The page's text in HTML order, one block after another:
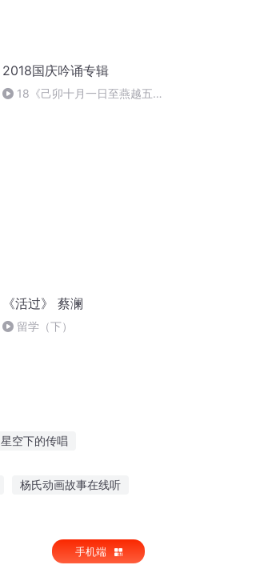
2018国庆吟诵专辑
18《己卯十月一日至燕越五
《活过》 蔡澜
留学（下）
星空下的传唱
杨氏动画故事在线听
手机端